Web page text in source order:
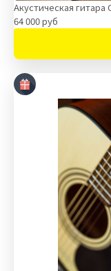
Акустическая гитара
64 000 руб